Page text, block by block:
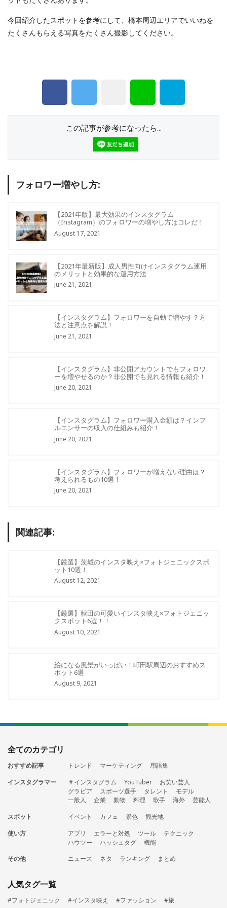
今回紹介したスポットを参考にして、橋本周辺エリアでいいねを
たくさんもらえる写真をたくさん撮影してください。
この記事が参考になったら...
フォロワー増やし方:
【2021年版】最大効果のインスタグラム
（Instagram）のフォロワーの増やし方はコレだ！
August 17, 2021
【2021年最新版】成人男性向けインスタグラム運用
のメリットと効果的な運用方法
June 21, 2021
【インスタグラム】フォロワーを自動で増やす？方
法と注意点を解説！
June 21, 2021
【インスタグラム】非公開アカウントでもフォロワ
ーを増やせるのか？非公開でも見れる情報も紹介！
June 20, 2021
【インスタグラム】フォロワー購入金額は？インフ
ルエンサーの収入の仕組みも紹介！
June 20, 2021
【インスタグラム】フォロワーが増えない理由は？
考えられるもの10選！
June 20, 2021
関連記事:
【厳選】茨城のインスタ映え×フォトジェニックスポ
ット10選！
August 12, 2021
【厳選】秋田の可愛いインスタ映え×フォトジェニッ
クスポット6選！！
August 10, 2021
絵になる風景がいっぱい！町田駅周辺のおすすめス
ポット6選
August 9, 2021
全てのカテゴリ
おすすめ記事 トレンド マーケティング
用語集
インスタグラマー
＃インスタグラム YouTuber
お笑い芸人
グラビア
スポーツ選手 タレント
モデル
一般人
企業 動物 料理 歌手 海外
芸能人
スポット
イベント カフェ 景色
観光地
使い方
アプリ エラーと対処 ツール
テクニック
ハウツー
ハッシュタグ
機能
その他
ニュース ネタ ランキング まとめ
人気タグ一覧
#フォトジェニック #インスタ映え #ファッション
#旅